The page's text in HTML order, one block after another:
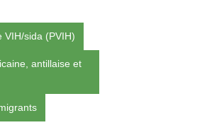
VIH/sida (PVIH)
antillaise et